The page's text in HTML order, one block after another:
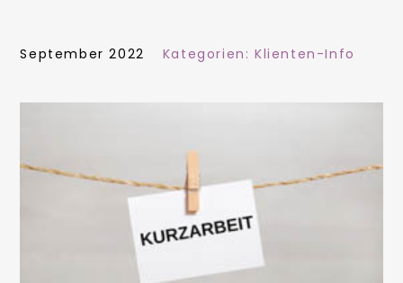
September 2022 Kategorien: Klienten-Info